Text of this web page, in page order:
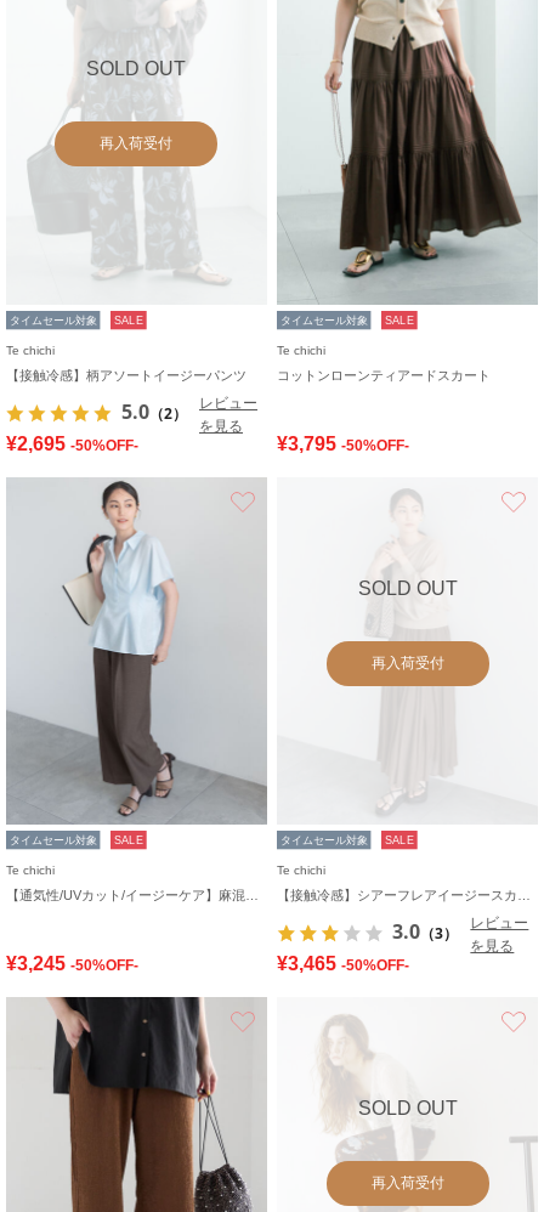
SOLD OUT
再入荷受付
タイムセール対象 SALE
Te chichi
【接触冷感】柄アソートイージーパンツ
5.0 （2）
レビュー
を見る
¥2,695 -50%OFF-
タイムセール対象 SALE
Te chichi
コットンローンティアードスカート
¥3,795 -50%OFF-
タイムセール対象 SALE
Te chichi
¥3,245 -50%OFF-
SOLD OUT
再入荷受付
タイムセール対象 SALE
Te chichi
3.0 （3）
レビュー
を見る
¥3,465 -50%OFF-
SOLD OUT
再入荷受付